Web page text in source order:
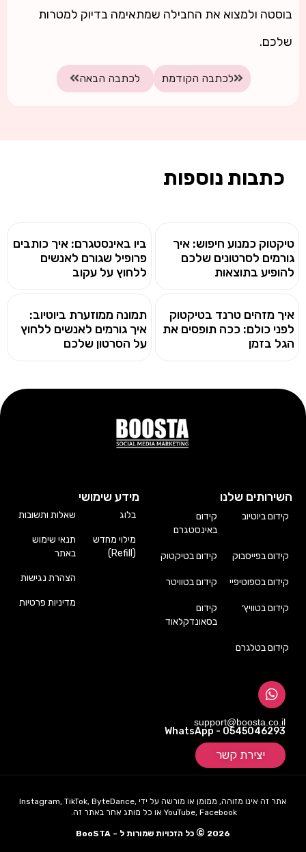
בוסטה ולמצוא את החבילה שמתאימה בדיוק למטרות
שלכם.
לכתבה הקודמת לכתבה הבאה
כתבות נוספות
טיקטוק כמנוע חיפוש: איך
גורמים לסרטונים שלכם
להופיע בתוצאות
ביו באינסטגרם: איך כותבים
פרופיל שגורם לאנשים
ללחוץ על עקוב
איך מזהים טרנד בטיקטוק
לפני כולם: ככה תופסים את
הגל בזמן
תמונה ממוזערת ביוטיוב:
איך גורמים לאנשים ללחוץ
על הסרטון שלכם
השירותים שלנו
קידום ביוטיוב
קידום
באינסטגרם
קידום בפייסבוק קידום בטיקטוק
קידום בספוטיפיי קידום בטוויטר
קידום בטוויץ׳
קידום
בסאונדקלאוד
קידום בטלגרם
מידע שימושי
בלוג
מילוי מחדש
(Refill)
שאלות ותשובות
תנאי שימוש
באתר
הצהרת נגישות
מדיניות פרטיות
support@boosta.co.il
WhatsApp - 0545046293
יצירת קשר
אתר זה אינו מזוהה, ממומן או מורשה על ידי Instagram, TikTok, ByteDance,
YouTube, Facebook או כל מותג אחר באתר זה.
2026
© כל הזכויות שמורות ל – BooSTA